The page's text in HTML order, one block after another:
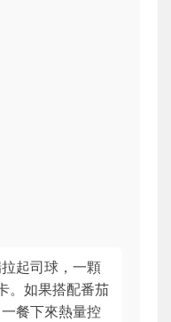
起司球，一顆
。如果搭配番茄
餐下來熱量控